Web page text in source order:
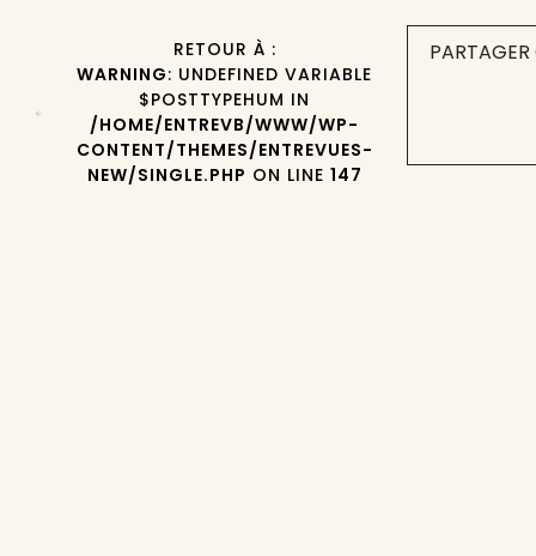
RETOUR À :
WARNING: UNDEFINED VARIABLE
$POSTTYPEHUM IN
/HOME/ENTREVB/WWW/WP-
CONTENT/THEMES/ENTREVUES-
NEW/SINGLE.PHP ON LINE 147